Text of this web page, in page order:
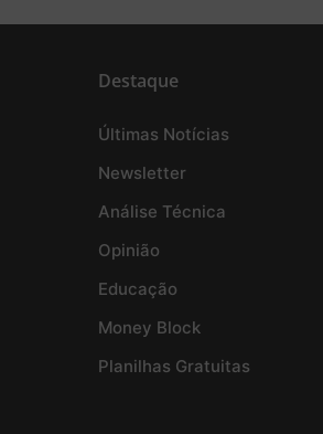
Destaque
Últimas Notícias
Newsletter
Análise Técnica
Opinião
Educação
Money Block
Planilhas Gratuitas